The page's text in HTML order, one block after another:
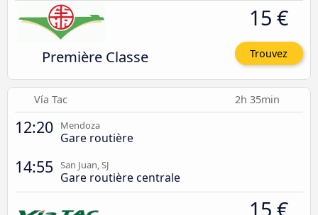
Première Classe
15 €
Trouvez
Vía Tac 2h 35min
12:20 Mendoza
Gare routière
14:55 San Juan, SJ
Gare routière centrale
15 €